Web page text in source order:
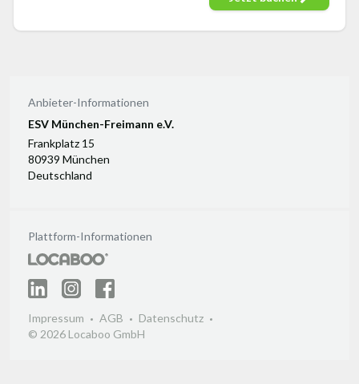
Anbieter-Informationen
ESV München-Freimann e.V.
Frankplatz 15
80939 München
Deutschland
Plattform-Informationen
Impressum AGB
Datenschutz
© 2026 Locaboo GmbH